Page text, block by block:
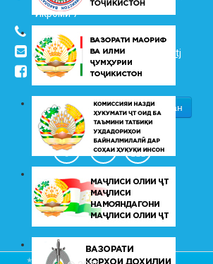
Икромӣ 7
(+992 37) 2217352
info@vhk.tj
info@ombudsman.tj
/kudakon